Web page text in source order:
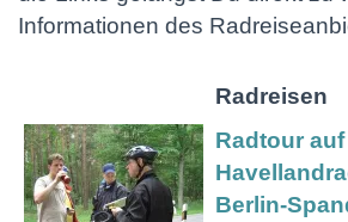
Informationen des
Radreisen
Radtour
Berlin-